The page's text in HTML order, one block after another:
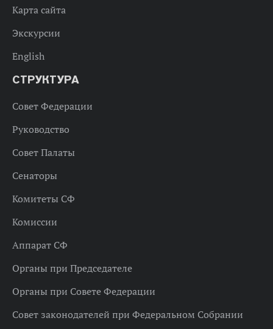
Карта сайта
Экскурсии
English
СТРУКТУРА
Совет Федерации
Руководство
Совет Палаты
Сенаторы
Комитеты СФ
Комиссии
Аппарат СФ
Органы при Председателе
Органы при Совете Федерации
Совет законодателей при Федеральном Собрании